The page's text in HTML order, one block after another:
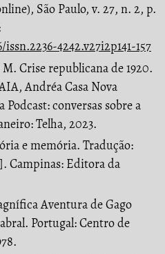
São Paulo, v. 27, n. 2, p.
4242.v27i2p141-157
Crise republicana de 1920.
Andréa Casa Nova
conversas sobre a
Telha, 2023.
e memória. Tradução:
Campinas: Editora da
Aventura de Gago
Portugal: Centro de